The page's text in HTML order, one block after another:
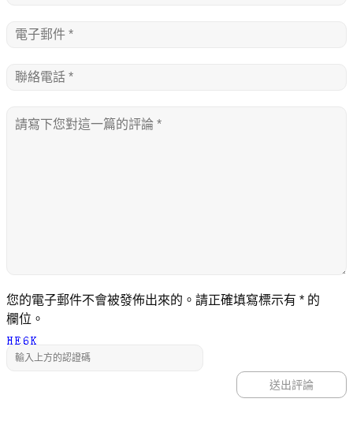
您的電子郵件不會被發佈出來的。請正確填寫標示有 * 的
欄位。